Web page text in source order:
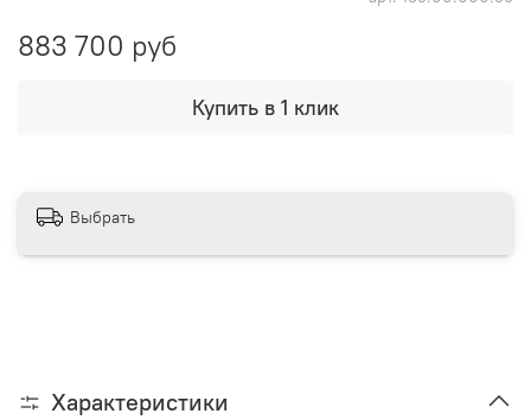
883 700 руб
Купить в 1 клик
Выбрать
Характеристики